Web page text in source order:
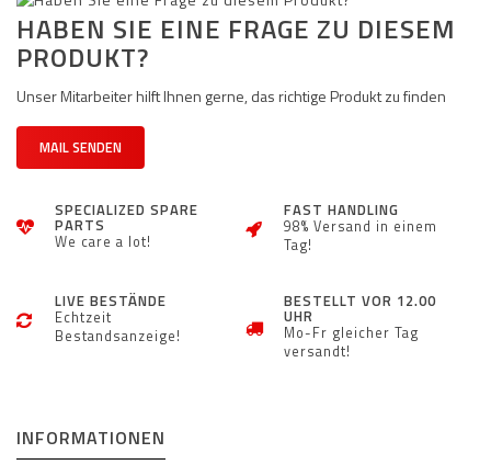
HABEN SIE EINE FRAGE ZU DIESEM
PRODUKT?
Unser Mitarbeiter hilft Ihnen gerne, das richtige Produkt zu finden
MAIL SENDEN
SPECIALIZED SPARE
PARTS
We care a lot!
FAST HANDLING
98% Versand in einem
Tag!
LIVE BESTÄNDE
Echtzeit
Bestandsanzeige!
BESTELLT VOR 12.00
UHR
Mo-Fr gleicher Tag
versandt!
INFORMATIONEN